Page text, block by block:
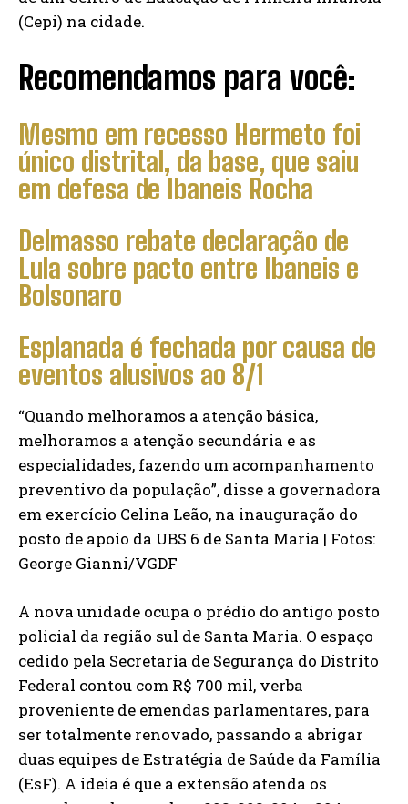
(Cepi) na cidade.
Recomendamos para você:
Mesmo em recesso Hermeto foi
único distrital, da base, que saiu
em defesa de Ibaneis Rocha
Delmasso rebate declaração de
Lula sobre pacto entre Ibaneis e
Bolsonaro
Esplanada é fechada por causa de
eventos alusivos ao 8/1
“Quando melhoramos a atenção básica,
melhoramos a atenção secundária e as
especialidades, fazendo um acompanhamento
preventivo da população”, disse a governadora
em exercício Celina Leão, na inauguração do
posto de apoio da UBS 6 de Santa Maria | Fotos:
George Gianni/VGDF
A nova unidade ocupa o prédio do antigo posto
policial da região sul de Santa Maria. O espaço
cedido pela Secretaria de Segurança do Distrito
Federal contou com R$ 700 mil, verba
proveniente de emendas parlamentares, para
ser totalmente renovado, passando a abrigar
duas equipes de Estratégia de Saúde da Família
(EsF). A ideia é que a extensão atenda os